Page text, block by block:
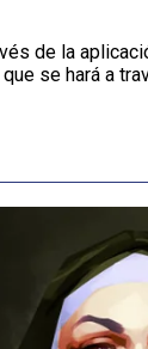
de la
se hará a